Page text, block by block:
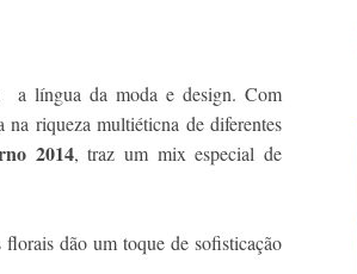
a língua da moda e design. Com
riqueza multiéticna de diferentes
2014, traz um mix especial de
dão um toque de sofisticação